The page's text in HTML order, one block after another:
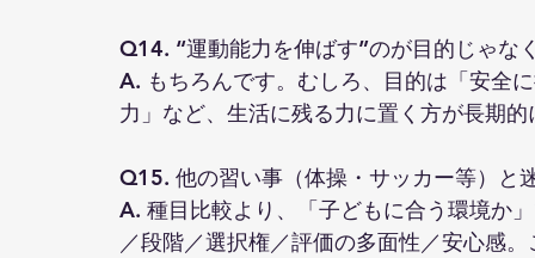
Q14. “運動能力を伸ばす”のが目的じゃな
A. もちろんです。むしろ、目的は「安全
力」など、生活に残る力に置く方が長期
Q15. 他の習い事（体操・サッカー等）と
A. 種目比較より、「子どもに合う環境か
／段階／選択権／評価の多面性／安心感